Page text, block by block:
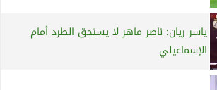
ياسر ريان: ناصر ماهر لا يستحق الطرد أمام
الإسماعيلي